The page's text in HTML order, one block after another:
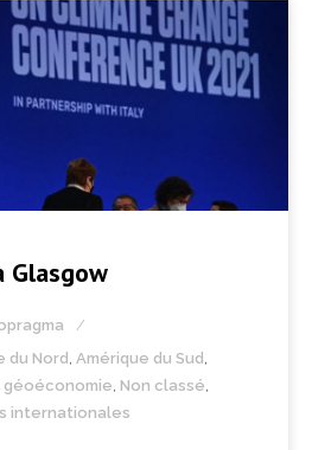
Glasgow
du Nord , Amérique du Sud ,
géoéconomie, Non classé,
internationales